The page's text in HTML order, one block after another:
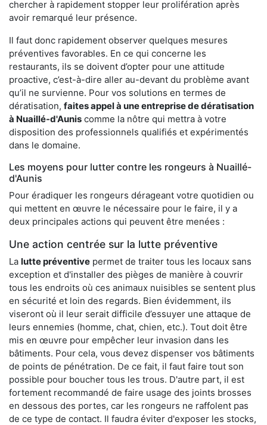
chercher à rapidement stopper leur prolifération après
avoir remarqué leur présence.
Il faut donc rapidement observer quelques mesures
préventives favorables. En ce qui concerne les
restaurants, ils se doivent d’opter pour une attitude
proactive, c’est-à-dire aller au-devant du problème avant
qu’il ne survienne. Pour vos solutions en termes de
dératisation, faites appel à une entreprise de dératisation
à Nuaillé-d'Aunis comme la nôtre qui mettra à votre
disposition des professionnels qualifiés et expérimentés
dans le domaine.
Les moyens pour lutter contre les rongeurs à Nuaillé-
d'Aunis
Pour éradiquer les rongeurs dérageant votre quotidien ou
qui mettent en œuvre le nécessaire pour le faire, il y a
deux principales actions qui peuvent être menées :
Une action centrée sur la lutte préventive
La lutte préventive permet de traiter tous les locaux sans
exception et d'installer des pièges de manière à couvrir
tous les endroits où ces animaux nuisibles se sentent plus
en sécurité et loin des regards. Bien évidemment, ils
viseront où il leur serait difficile d’essuyer une attaque de
leurs ennemies (homme, chat, chien, etc.). Tout doit être
mis en œuvre pour empêcher leur invasion dans les
bâtiments. Pour cela, vous devez dispenser vos bâtiments
de points de pénétration. De ce fait, il faut faire tout son
possible pour boucher tous les trous. D'autre part, il est
fortement recommandé de faire usage des joints brosses
en dessous des portes, car les rongeurs ne raffolent pas
de ce type de contact. Il faudra éviter d'exposer les stocks,